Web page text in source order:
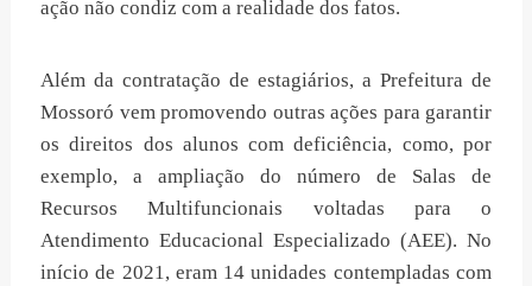
ação não condiz com a realidade dos fatos.
Além da contratação de estagiários, a Prefeitura de
Mossoró vem promovendo outras ações para garantir
os direitos dos alunos com deficiência, como, por
exemplo, a ampliação do número de Salas de
Recursos Multifuncionais voltadas para o
Atendimento Educacional Especializado (AEE). No
início de 2021, eram 14 unidades contempladas com